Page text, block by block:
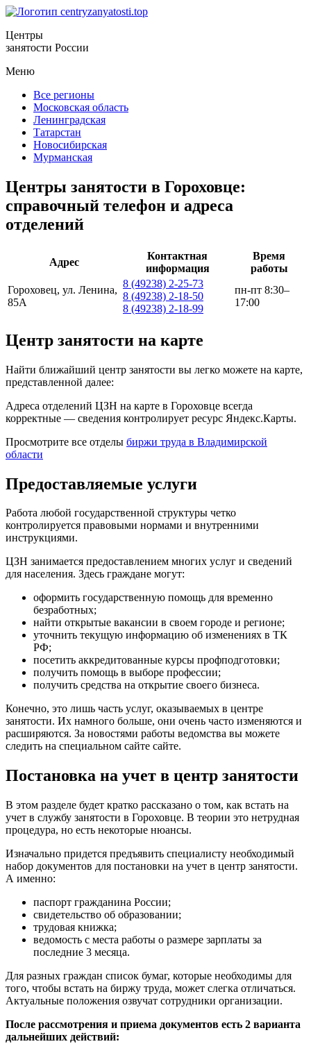
Центры
занятости России
Меню
Все регионы
Московская область
Ленинградская
Татарстан
Новосибирская
Мурманская
Центры занятости в Гороховце:
справочный телефон и адреса
отделений
Адрес
Контактная
информация
Время
работы
Гороховец, ул. Ленина,
85А
8 (49238) 2-25-73
8 (49238) 2-18-50
8 (49238) 2-18-99
пн-пт 8:30–
17:00
Центр занятости на карте
Найти ближайший центр занятости вы легко можете на карте,
представленной далее:
Адреса отделений ЦЗН на карте в Гороховце всегда
корректные — сведения контролирует ресурс Яндекс.Карты.
Просмотрите все отделы биржи труда в Владимирской
области
Предоставляемые услуги
Работа любой государственной структуры четко
контролируется правовыми нормами и внутренними
инструкциями.
ЦЗН занимается предоставлением многих услуг и сведений
для населения. Здесь граждане могут:
оформить государственную помощь для временно
безработных;
найти открытые вакансии в своем городе и регионе;
уточнить текущую информацию об изменениях в ТК
РФ;
посетить аккредитованные курсы профподготовки;
получить помощь в выборе профессии;
получить средства на открытие своего бизнеса.
Конечно, это лишь часть услуг, оказываемых в центре
занятости. Их намного больше, они очень часто изменяются и
расширяются. За новостями работы ведомства вы можете
следить на специальном сайте сайте.
Постановка на учет в центр занятости
В этом разделе будет кратко рассказано о том, как встать на
учет в службу занятости в Гороховце. В теории это нетрудная
процедура, но есть некоторые нюансы.
Изначально придется предъявить специалисту необходимый
набор документов для постановки на учет в центр занятости.
А именно:
паспорт гражданина России;
свидетельство об образовании;
трудовая книжка;
ведомость с места работы о размере зарплаты за
последние 3 месяца.
Для разных граждан список бумаг, которые необходимы для
того, чтобы встать на биржу труда, может слегка отличаться.
Актуальные положения озвучат сотрудники организации.
После рассмотрения и приема документов есть 2 варианта
дальнейших действий: